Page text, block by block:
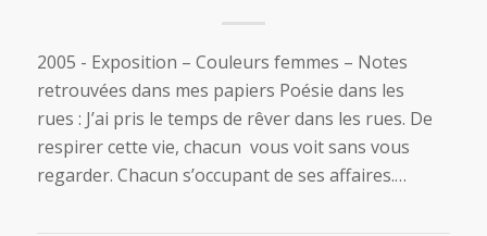
2005 - Exposition – Couleurs femmes – Notes
retrouvées dans mes papiers Poésie dans les
rues : J’ai pris le temps de rêver dans les rues. De
respirer cette vie, chacun vous voit sans vous
regarder. Chacun s’occupant de ses affaires.…